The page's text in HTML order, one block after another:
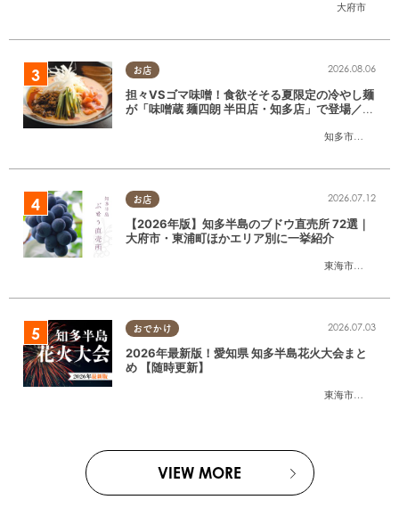
大府市
お店
知多市
,半田市
2026.08.06
担々VSゴマ味噌！食欲そそる夏限定の冷やし麺
が「味噌蔵 麺四朗 半田店・知多店」で登場／ち
お店
東海市
,大府市
2026.07.12
【2026年版】知多半島のブドウ直売所 72選｜
大府市・東浦町ほかエリア別に一挙紹介
おでかけ
東海市
,大府市
2026.07.03
2026年最新版！愛知県 知多半島花火大会まと
め 【随時更新】
VIEW MORE